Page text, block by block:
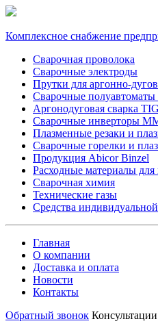
Комплексное снабжение
Сварочная проволока
Сварочные электроды
Прутки для аргонно-
Сварочные
Аргонодуговая сварка TIG
Сварочные инверторы
Плазменные резаки и
Сварочные горелки и
Продукция Abicor Binzel
Расходные материалы для
Сварочная химия
Технические газы
Средства
Главная
О компании
Доставка и оплата
Новости
Контакты
Обратный звонок